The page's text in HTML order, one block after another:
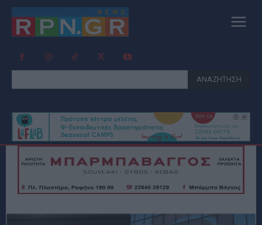
ΑΝΑΖΗΤΗΣΗ